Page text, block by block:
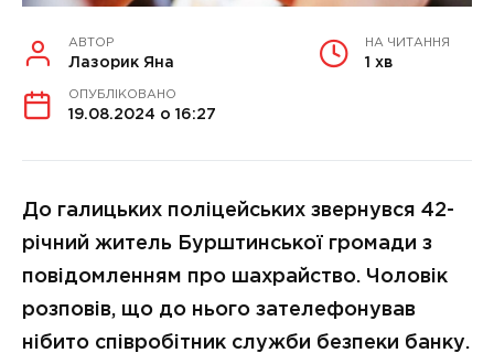
АВТОР
Лазорик Яна
НА ЧИТАННЯ
1 хв
ОПУБЛІКОВАНО
19.08.2024 о 16:27
До галицьких поліцейських звернувся 42-
річний житель Бурштинської громади з
повідомленням про шахрайство. Чоловік
розповів, що до нього зателефонував
нібито співробітник служби безпеки банку.